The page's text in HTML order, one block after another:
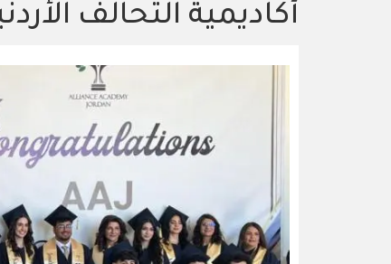
أكاديمية التحالف